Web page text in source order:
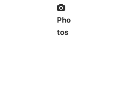
Pho
tos